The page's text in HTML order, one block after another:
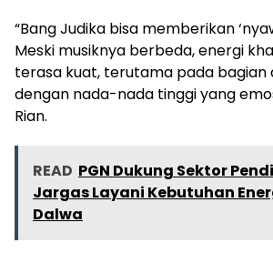
“Bang Judika bisa memberikan
Meski musiknya berbeda, energi
terasa kuat, terutama pada bagian
dengan nada-nada tinggi yang
Rian.
READ PGN Dukung Sektor
Jargas Layani Kebutuhan
Dalwa